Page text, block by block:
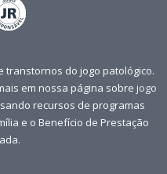
transtornos do jogo patológico.
em nossa página sobre jogo
recursos de programas
e o Benefício de Prestação